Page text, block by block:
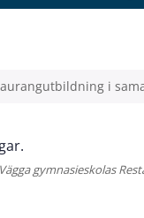
i
gymnasieskolas